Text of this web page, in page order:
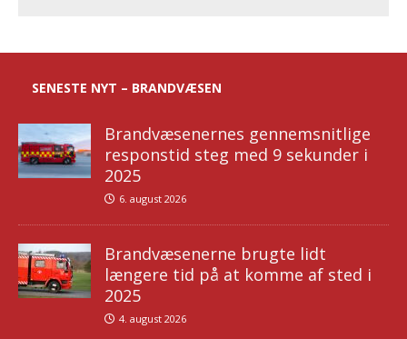
SENESTE NYT – BRANDVÆSEN
Brandvæsenernes gennemsnitlige
responstid steg med 9 sekunder i
2025
6. august 2026
Brandvæsenerne brugte lidt
længere tid på at komme af sted i
2025
4. august 2026